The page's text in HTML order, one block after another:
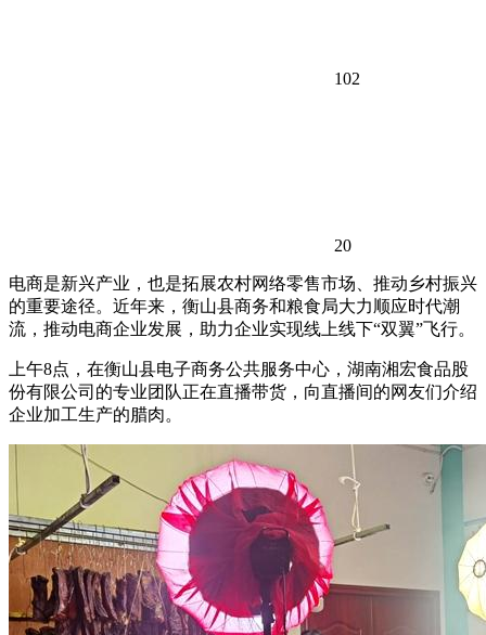
102
20
电商是新兴产业，也是拓展农村网络零售市场、推动乡村振兴
的重要途径。近年来，衡山县商务和粮食局大力顺应时代潮
流，推动电商企业发展，助力企业实现线上线下“双翼”飞行。
上午8点，在衡山县电子商务公共服务中心，湖南湘宏食品股
份有限公司的专业团队正在直播带货，向直播间的网友们介绍
企业加工生产的腊肉。